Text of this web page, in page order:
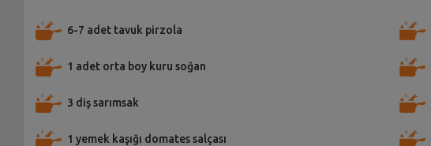
6-7 adet tavuk pirzola
1 adet orta boy kuru soğan
3 diş sarımsak
1 yemek kaşığı domates salçası